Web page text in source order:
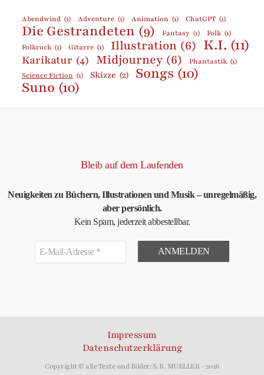
Abendwind (1) Adventure (1) Animation (1) ChatGPT (1)
Die Gestrandeten (9) Fantasy (1) Folk (1)
Folkrock (1) Gitarre (1) Illustration (6) K.I. (11)
Karikatur (4) Midjourney (6) Phantastik (1)
Science Fiction (1) Skizze (2) Songs (10)
Suno (10)
Bleib auf dem Laufenden
Neuigkeiten zu Büchern, Illustrationen und Musik – unregelmäßig,
aber persönlich.
Kein Spam, jederzeit abbestellbar.
Impressum
Datenschutzerklärung
Copyright © alle Texte und Bilder: S. R. MUELLER - 2026